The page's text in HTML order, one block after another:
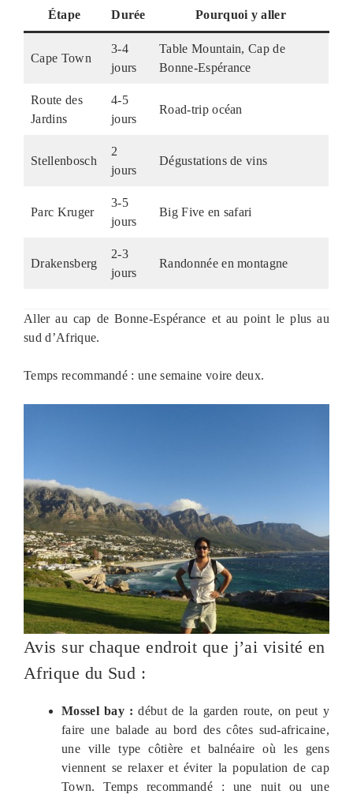
Étape Durée Pourquoi y aller
Cape Town
3-4
jours
Table Mountain, Cap de
Bonne-Espérance
Route des
Jardins
4-5
jours
Road-trip océan
Stellenbosch
2
jours
Dégustations de vins
Parc Kruger
3-5
jours
Big Five en safari
Drakensberg
2-3
jours
Randonnée en montagne
Aller au cap de Bonne-Espérance et au point le plus au
sud d’Afrique.
Temps recommandé : une semaine voire deux.
Avis sur chaque endroit que j’ai visité en
Afrique du Sud :
Mossel bay : début de la garden route, on peut y
faire une balade au bord des côtes sud-africaine,
une ville type côtière et balnéaire où les gens
viennent se relaxer et éviter la population de cap
Town. Temps recommandé : une nuit ou une